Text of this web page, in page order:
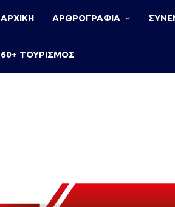
ΑΡΧΙΚΗ ΑΡΘΡΟΓΡΑΦΙΑ
60+ ΤΟΥΡΙΣΜΟΣ